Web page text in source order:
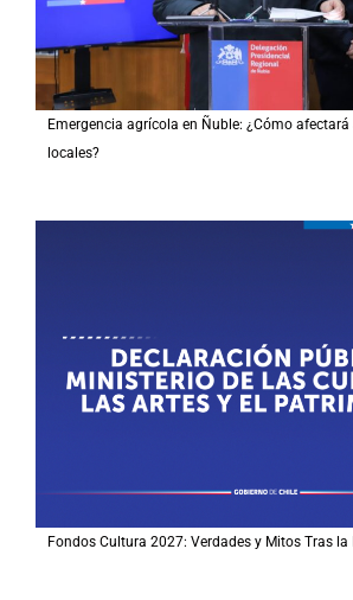
Emergencia agrícola en Ñuble: ¿Cómo
locales?
Fondos Cultura 2027: Verdades y Mitos Tras